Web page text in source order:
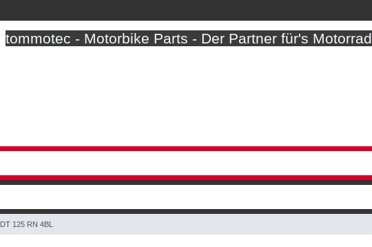
tommotec - Motorbike Parts - Der Partner für's Motorrad
DT 125 RN 4BL